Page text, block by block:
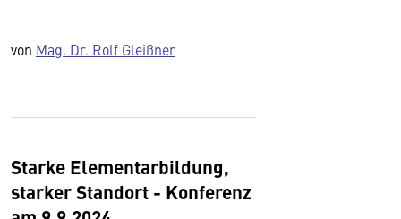
von Mag. Dr. Rolf Gleißner
Starke Elementarbildung,
starker Standort - Konferenz